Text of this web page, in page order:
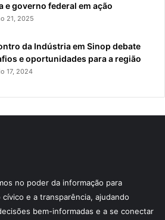
e governo federal em ação
21, 2025
da Indústria em Sinop debate
e oportunidades para a região
17, 2024
no poder da informação para
e a transparência, ajudando
bem-informadas e a se conectar